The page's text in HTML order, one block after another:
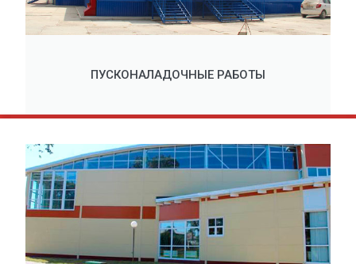
ПУСКОНАЛАДОЧНЫЕ РАБОТЫ